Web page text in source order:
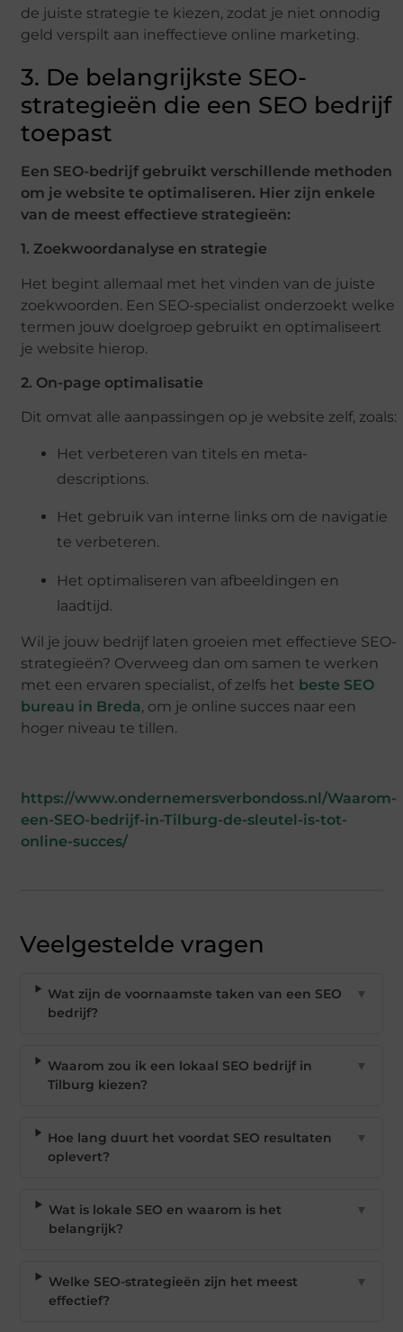
de juiste strategie te kiezen, zodat je niet onnodig
geld verspilt aan ineffectieve online marketing.
3. De belangrijkste SEO-
strategieën die een SEO bedrijf
toepast
Een SEO-bedrijf gebruikt verschillende methoden
om je website te optimaliseren. Hier zijn enkele
van de meest effectieve strategieën:
1. Zoekwoordanalyse en strategie
Het begint allemaal met het vinden van de juiste
zoekwoorden. Een SEO-specialist onderzoekt welke
termen jouw doelgroep gebruikt en optimaliseert
je website hierop.
2. On-page optimalisatie
Dit omvat alle aanpassingen op je website zelf, zoals:
Het verbeteren van titels en meta-
descriptions.
Het gebruik van interne links om de navigatie
te verbeteren.
Het optimaliseren van afbeeldingen en
laadtijd.
Wil je jouw bedrijf laten groeien met effectieve SEO-
strategieën? Overweeg dan om samen te werken
met een ervaren specialist, of zelfs het beste SEO
bureau in Breda, om je online succes naar een
hoger niveau te tillen.
https://www.ondernemersverbondoss.nl/Waarom-
een-SEO-bedrijf-in-Tilburg-de-sleutel-is-tot-
online-succes/
Veelgestelde vragen
Wat zijn de voornaamste taken van een SEO
bedrijf?
▼
Waarom zou ik een lokaal SEO bedrijf in
Tilburg kiezen?
▼
Hoe lang duurt het voordat SEO resultaten
oplevert?
▼
Wat is lokale SEO en waarom is het
belangrijk?
▼
Welke SEO-strategieën zijn het meest
effectief?
▼